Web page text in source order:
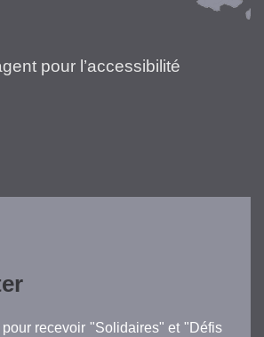
pour l’accessibilité
pour recevoir "Solidaires" et "Défis